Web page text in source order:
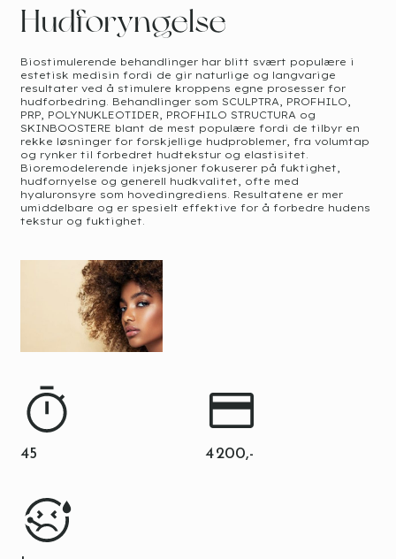
Hudforyngelse
Biostimulerende behandlinger har blitt svært populære i
estetisk medisin fordi de gir naturlige og langvarige
resultater ved å stimulere kroppens egne prosesser for
hudforbedring. Behandlinger som SCULPTRA, PROFHILO,
PRP, POLYNUKLEOTIDER, PROFHILO STRUCTURA og
SKINBOOSTERE blant de mest populære fordi de tilbyr en
rekke løsninger for forskjellige hudproblemer, fra volumtap
og rynker til forbedret hudtekstur og elastisitet.
Bioremodelerende injeksjoner fokuserer på fuktighet,
hudfornyelse og generell hudkvalitet, ofte med
hyaluronsyre som hovedingrediens. Resultatene er mer
umiddelbare og er spesielt effektive for å forbedre hudens
tekstur og fuktighet.
45 4 200,-